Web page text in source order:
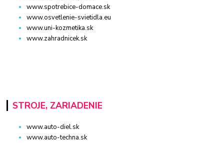
www.spotrebice-domace.sk
www.osvetlenie-svietidla.eu
www.uni-kozmetika.sk
www.zahradnicek.sk
STROJE, ZARIADENIE
www.auto-diel.sk
www.auto-techna.sk